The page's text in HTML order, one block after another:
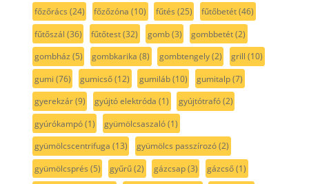
főzőrács (24) főzőzóna (10) fűtés (25) fűtőbetét(46)
fűtőszál (36) fűtőtest(32) gomb(3) gombbetét(2)
gombház (5) gombkarika (8) gombtengely(2) grill (10)
gumi (76) gumicső(12) gumiláb(10) gumitalp(7)
gyerekzár(9) gyújtó elektróda (1) gyújtótrafó(2)
gyúrókampó(1) gyümölcsaszaló(1)
gyümölcscentrifuga (13) gyümölcs passzírozó(2)
gyümölcsprés (5) gyűrű(2) gázcsap(3) gázcső(1)